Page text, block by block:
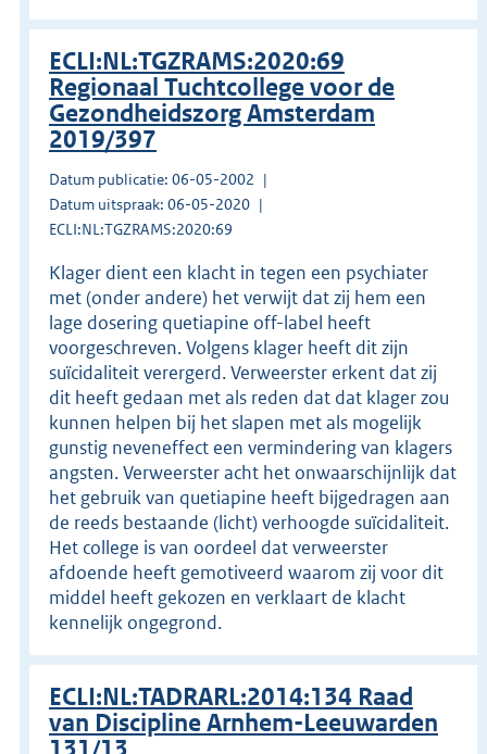
ECLI:NL:TGZRAMS:2020:69
Regionaal Tuchtcollege voor de
Gezondheidszorg Amsterdam
2019/397
Datum publicatie: 06-05-2002
Datum uitspraak: 06-05-2020
ECLI:NL:TGZRAMS:2020:69
Klager dient een klacht in tegen een psychiater
met (onder andere) het verwijt dat zij hem een
lage dosering quetiapine off-label heeft
voorgeschreven. Volgens klager heeft dit zijn
suïcidaliteit verergerd. Verweerster erkent dat zij
dit heeft gedaan met als reden dat dat klager zou
kunnen helpen bij het slapen met als mogelijk
gunstig neveneffect een vermindering van klagers
angsten. Verweerster acht het onwaarschijnlijk dat
het gebruik van quetiapine heeft bijgedragen aan
de reeds bestaande (licht) verhoogde suïcidaliteit.
Het college is van oordeel dat verweerster
afdoende heeft gemotiveerd waarom zij voor dit
middel heeft gekozen en verklaart de klacht
kennelijk ongegrond.
ECLI:NL:TADRARL:2014:134 Raad
van Discipline Arnhem-Leeuwarden